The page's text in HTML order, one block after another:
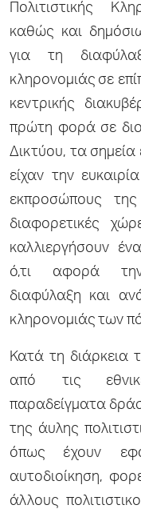
Πολιτιστικής
καθώς και
για τη
κληρονομιάς σε
κεντρικής
πρώτη φορά σε
Δικτύου, τα
είχαν την
εκπροσώπους της
διαφορετικές
καλλιεργήσουν
ό,τι αφορά την
διαφύλαξη και
κληρονομιάς των
Κατά τη διάρκεια
από τις
παραδείγματα
της άυλης
όπως έχουν
αυτοδιοίκηση,
άλλους